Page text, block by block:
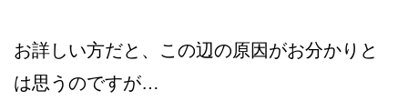
お詳しい方だと、この辺の原因がお分かりと
は思うのですが…